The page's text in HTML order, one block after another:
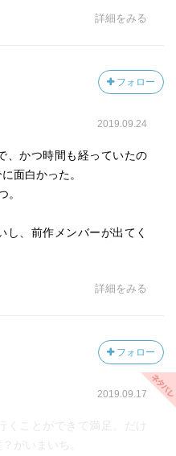
詳細をみる
フォロー
2019.09.24
、かつ時間も経っていたの
面白かった。
。
し、前作メンバーが出てく
詳細をみる
フォロー
2019.09.17
くことができて満足。だけ
がいまいち。